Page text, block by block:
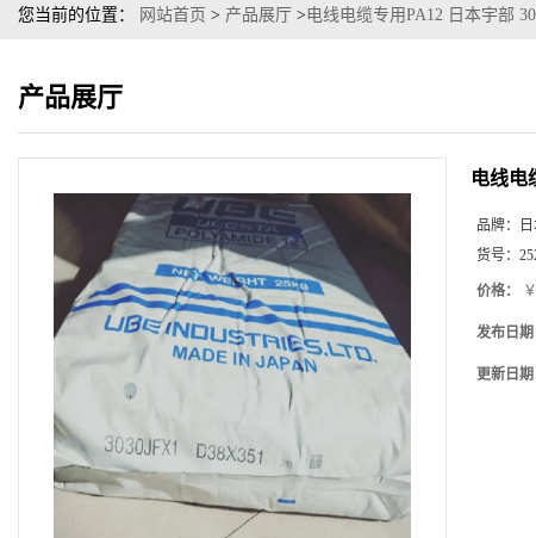
您当前的位置： 网站首页 > 产品展厅 >电线电缆专用PA12 日本宇部
产品展厅
电线电
品牌：
货号：
价格：
发布日期
更新日期